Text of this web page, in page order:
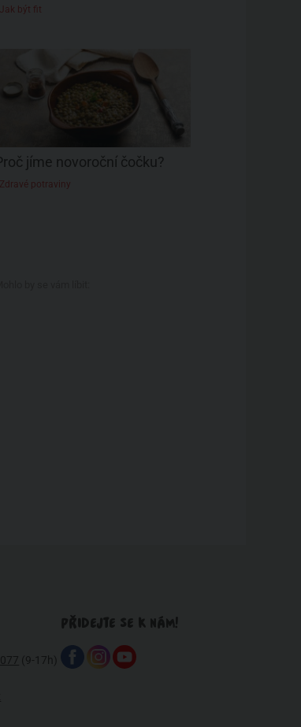
Jak být fit
jíme novoroční čočku?
Zdravé potraviny
(9-17h)
PŘIDEJTE SE K NÁM!